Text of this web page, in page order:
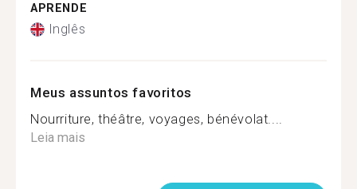
APRENDE
Inglês
Meus assuntos favoritos
Nourriture, théâtre, voyages, bénévolat....
Leia mais